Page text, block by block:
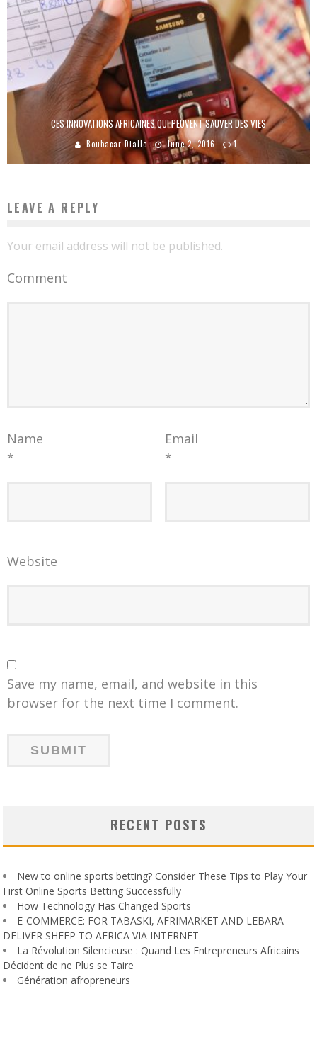
CES INNOVATIONS AFRICAINES QUI PEUVENT SAUVER DES VIES
Boubacar Diallo June 2, 2016 1
LEAVE A REPLY
Your email address will not be published.
Comment
Name
*
Email
*
Website
Save my name, email, and website in this
browser for the next time I comment.
RECENT POSTS
New to online sports betting? Consider These Tips to Play Your
First Online Sports Betting Successfully
How Technology Has Changed Sports
E-COMMERCE: FOR TABASKI, AFRIMARKET AND LEBARA
DELIVER SHEEP TO AFRICA VIA INTERNET
La Révolution Silencieuse : Quand Les Entrepreneurs Africains
Décident de ne Plus se Taire
Génération afropreneurs